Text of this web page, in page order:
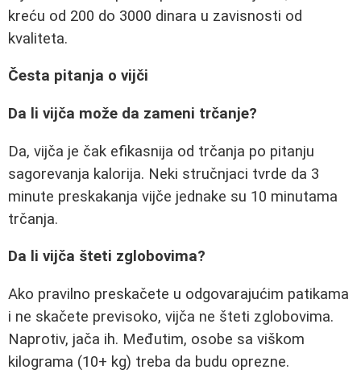
kreću od 200 do 3000 dinara u zavisnosti od
kvaliteta.
Česta pitanja o vijči
Da li vijča može da zameni trčanje?
Da, vijča je čak efikasnija od trčanja po pitanju
sagorevanja kalorija. Neki stručnjaci tvrde da 3
minute preskakanja vijče jednake su 10 minutama
trčanja.
Da li vijča šteti zglobovima?
Ako pravilno preskačete u odgovarajućim patikama
i ne skačete previsoko, vijča ne šteti zglobovima.
Naprotiv, jača ih. Međutim, osobe sa viškom
kilograma (10+ kg) treba da budu oprezne.